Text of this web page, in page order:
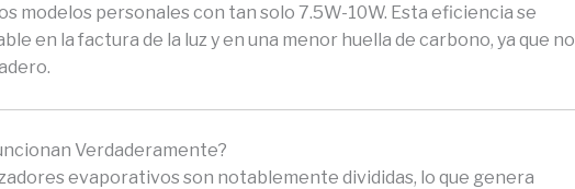
modelos personales con tan solo 7.5W-10W. Esta eficiencia se
en la factura de la luz y en una menor huella de carbono, ya que no
Verdaderamente?
evaporativos son notablemente divididas, lo que genera